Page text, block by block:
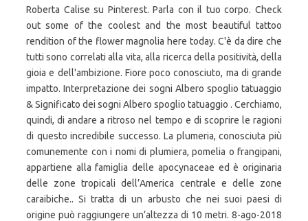
Roberta Calise su Pinterest. Parla con il tuo corpo. Check
out some of the coolest and the most beautiful tattoo
rendition of the flower magnolia here today. C'è da dire che
tutti sono correlati alla vita, alla ricerca della positività, della
gioia e dell'ambizione. Fiore poco conosciuto, ma di grande
impatto. Interpretazione dei sogni Albero spoglio tatuaggio
& Significato dei sogni Albero spoglio tatuaggio . Cerchiamo,
quindi, di andare a ritroso nel tempo e di scoprire le ragioni
di questo incredibile successo. La plumeria, conosciuta più
comunemente con i nomi di plumiera, pomelia o frangipani,
appartiene alla famiglia delle apocynaceae ed è originaria
delle zone tropicali dell’America centrale e delle zone
caraibiche.. Si tratta di un arbusto che nei suoi paesi di
origine può raggiungere un’altezza di 10 metri. 8-ago-2018